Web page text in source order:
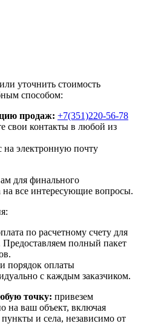
уточнить стоимость
способом:
продаж: +7(351)220-56-78
свои контакты в любой из
на электронную почту
для финального
на все интересующие вопросы.
по расчетному счету для
полный пакет
порядок оплаты
с каждым заказчиком.
точку: привезем
на ваш объект, включая
и села, независимо от